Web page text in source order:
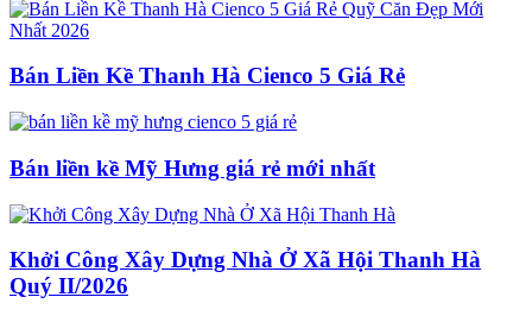
Bán Liền Kề Thanh Hà Cienco 5 Giá Rẻ
Bán liền kề Mỹ Hưng giá rẻ mới nhất
Khởi Công Xây Dựng Nhà Ở Xã Hội Thanh Hà
Quý II/2026